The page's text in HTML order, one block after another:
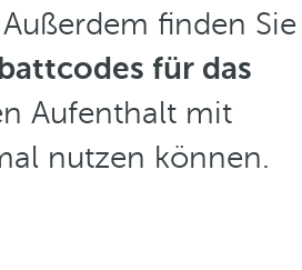
finden Sie
für das
Aufenthalt mit
nutzen können.